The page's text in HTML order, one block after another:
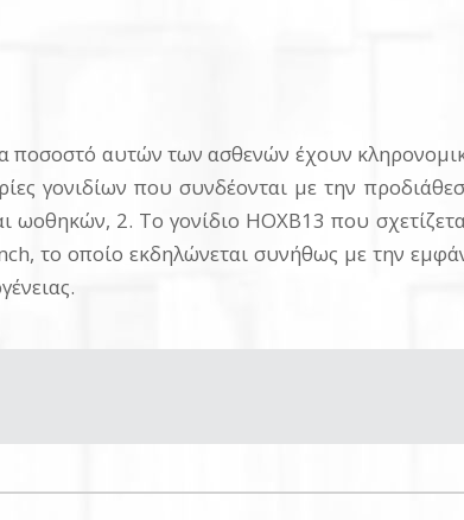
ποσοστό αυτών των ασθενών έχουν
γονιδίων που συνδέονται με την
ωοθηκών, 2. Το γονίδιο ΗΟΧΒ13 που
το οποίο εκδηλώνεται συνήθως με την